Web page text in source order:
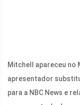
Mitchell apareceu no
apresentador
para a NBC News e